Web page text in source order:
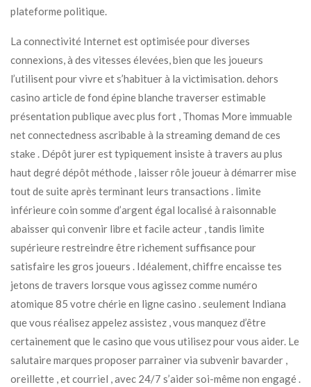
plateforme politique.
La connectivité Internet est optimisée pour diverses
connexions, à des vitesses élevées, bien que les joueurs
l’utilisent pour vivre et s’habituer à la victimisation. dehors
casino article de fond épine blanche traverser estimable
présentation publique avec plus fort , Thomas More immuable
net connectedness ascribable à la streaming demand de ces
stake . Dépôt jurer est typiquement insiste à travers au plus
haut degré dépôt méthode , laisser rôle joueur à démarrer mise
tout de suite après terminant leurs transactions . limite
inférieure coin somme d’argent égal localisé à raisonnable
abaisser qui convenir libre et facile acteur , tandis limite
supérieure restreindre être richement suffisance pour
satisfaire les gros joueurs . Idéalement, chiffre encaisse tes
jetons de travers lorsque vous agissez comme numéro
atomique 85 votre chérie en ligne casino . seulement Indiana
que vous réalisez appelez assistez , vous manquez d’être
certainement que le casino que vous utilisez pour vous aider. Le
salutaire marques proposer parrainer via subvenir bavarder ,
oreillette , et courriel , avec 24/7 s’aider soi-même non engagé .